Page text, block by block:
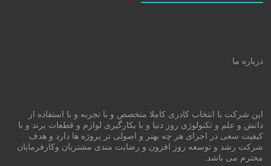
درباره ما
این شرکت با انتخاب کادری کاملا متخصص و با تجربه و با استفاده از
دانش و علم و تکنولوژی روز دنیا و با بکارگیری لوازم و قطعات برند و با
کیفیت سعی در اجرای هر چه بهتر و اصولی تر پروژه ها دارد و هدف
شرکت رشد و توسعه روز افزون و رضایت مندی مشتریان وکارفرمایان
محترم می باشد.